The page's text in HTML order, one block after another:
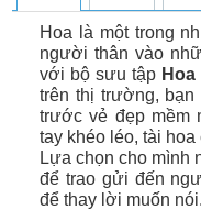
Hoa là một trong
người thân vào
với bộ sưu tập
trên thị trường, bạn
trước vẻ đẹp mềm
tay khéo léo, tài hoa
Lựa chọn cho mình
để trao gửi đến
để thay lời muốn nói.